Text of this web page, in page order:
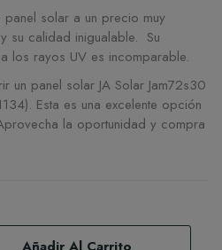
solar a un precio muy
su calidad inigualable. Su
los rayos UV es incomparable.
un panel solar JA Solar Jam72s30
Esta es una excelente opción
la oportunidad y compra
Añadir Al Carrito